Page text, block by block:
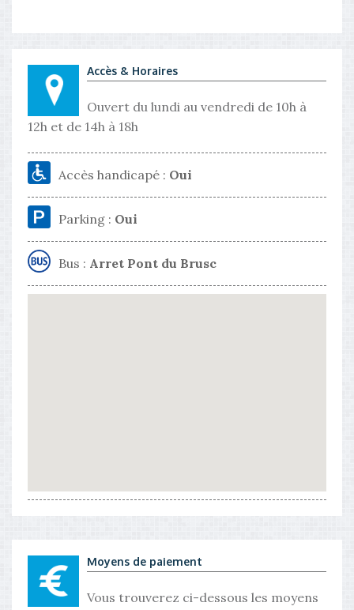
Accès & Horaires
Ouvert du lundi au vendredi de 10h à
12h et de 14h à 18h
Accès handicapé : Oui
Parking : Oui
Bus : Arret Pont du Brusc
Moyens de paiement
Vous trouverez ci-dessous les moyens